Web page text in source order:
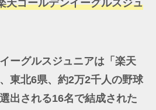
天ゴールデンイーグルスジュ
ーグルスジュニアは「楽天
東北6県、約2万2千人の野球
出される16名で結成された